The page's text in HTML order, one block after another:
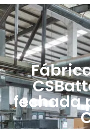
fechada